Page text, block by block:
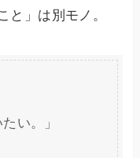
と」は別モノ。
い。」